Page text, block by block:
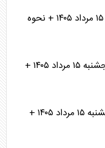
جدول قطعی برق استان قم فردا پنجشنبه ۱۵ مرداد ۱۴۰۵ + نحوه
جدول قطعی برق استان کرمانشاه فردا پنجشنبه ۱۵ مرداد ۱۴۰۵ +
جدول قطعی برق استان اصفهان فردا پنجشنبه ۱۵ مرداد ۱۴۰۵ +